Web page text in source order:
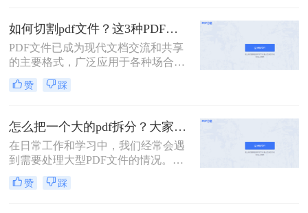
时候就需要将PDF文档拆分为多个部
分。本文将介绍PDF文档如何拆分，
并提供了几种实用的方法。
如何切割pdf文件？这3种PDF分割方法很简单!
PDF文件已成为现代文档交流和共享
的主要格式，广泛应用于各种场合，
如商务、教育、科研等。但是，PDF
文件通常比较大，内容较多，如果需
往往会比较麻烦。为了解决这些问
题，我们需要一款方便易用的PDF文
件切割工具。那么如何切割pdf文件？
一个工具轻松搞定！一起来看看吧。
赞 踩
怎么把一个大的pdf拆分？大家试试这二种常用方法！
在日常工作和学习中，我们经常会遇
到需要处理大型PDF文件的情况。当
这些文件过于庞大，包含多个章节或
页面时，我们可能会希望将其拆分成
赞 踩